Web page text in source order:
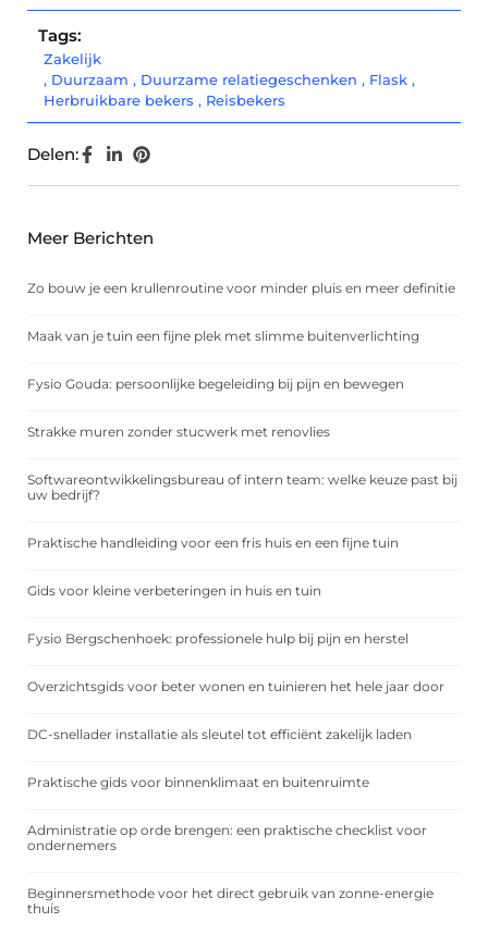
Tags:
Zakelijk
, Duurzaam , Duurzame relatiegeschenken , Flask ,
Herbruikbare bekers , Reisbekers
Delen:
Meer Berichten
Zo bouw je een krullenroutine voor minder pluis en meer definitie
Maak van je tuin een fijne plek met slimme buitenverlichting
Fysio Gouda: persoonlijke begeleiding bij pijn en bewegen
Strakke muren zonder stucwerk met renovlies
Softwareontwikkelingsbureau of intern team: welke keuze past bij
uw bedrijf?
Praktische handleiding voor een fris huis en een fijne tuin
Gids voor kleine verbeteringen in huis en tuin
Fysio Bergschenhoek: professionele hulp bij pijn en herstel
Overzichtsgids voor beter wonen en tuinieren het hele jaar door
DC-snellader installatie als sleutel tot efficiënt zakelijk laden
Praktische gids voor binnenklimaat en buitenruimte
Administratie op orde brengen: een praktische checklist voor
ondernemers
Beginnersmethode voor het direct gebruik van zonne-energie
thuis